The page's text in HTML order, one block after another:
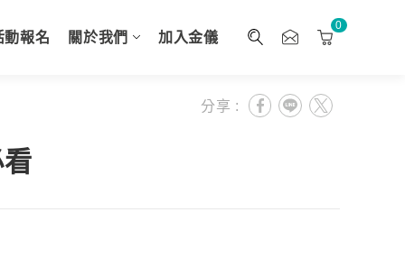
動報名 關於我們 加入金儀
0
分享 :